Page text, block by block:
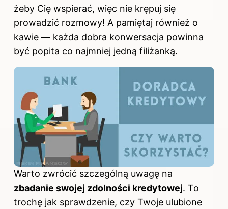
żeby Cię wspierać, więc nie krępuj się
prowadzić rozmowy! A pamiętaj również o
kawie — każda dobra konwersacja powinna
być popita co najmniej jedną filiżanką.
Warto zwrócić szczególną uwagę na
zbadanie swojej zdolności kredytowej. To
trochę jak sprawdzenie, czy Twoje ulubione